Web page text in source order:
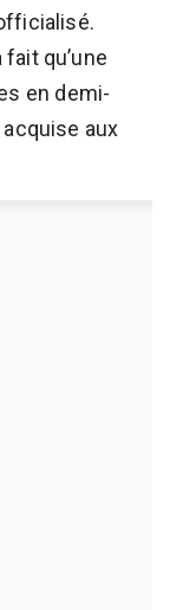
qu’une
en demi-
aux